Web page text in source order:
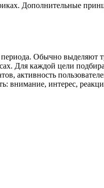
Дополнительные
Обычно выделяют
Для каждой цели
активность
внимание, интерес,